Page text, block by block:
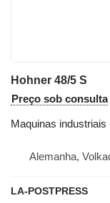
Hohner 48/5 S
Preço sob consulta
Maquinas
Alemanha,
LA-POSTPRESS